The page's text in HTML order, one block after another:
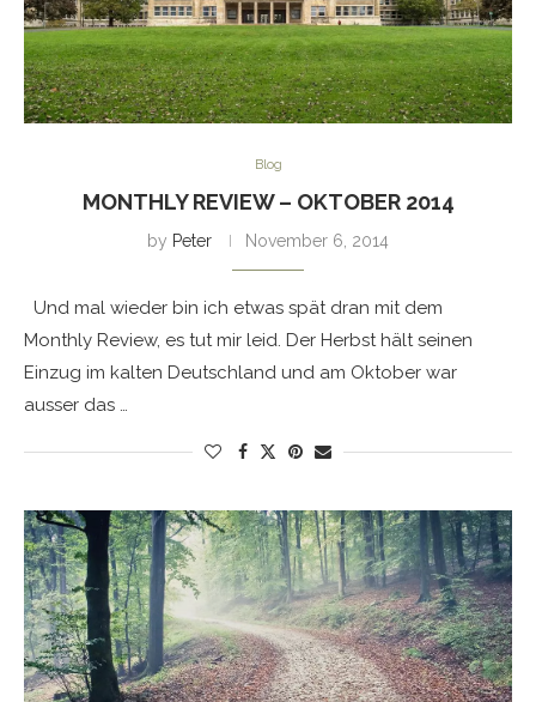
Blog
MONTHLY REVIEW – OKTOBER 2014
by Peter November 6, 2014
Und mal wieder bin ich etwas spät dran mit dem
Monthly Review, es tut mir leid. Der Herbst hält seinen
Einzug im kalten Deutschland und am Oktober war
ausser das …